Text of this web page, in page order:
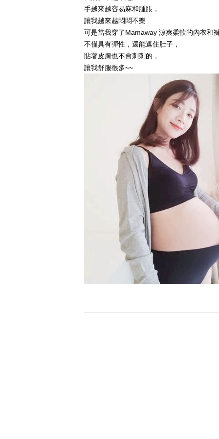
手越來越容易麻和腫脹，
讓我越來越悶悶不樂
可是當我穿了Mamaway 涼爽柔軟的內衣和
不僅具有彈性，還能遮住肚子，
貼著皮膚也不會刺刺的，
讓我舒服很多~~